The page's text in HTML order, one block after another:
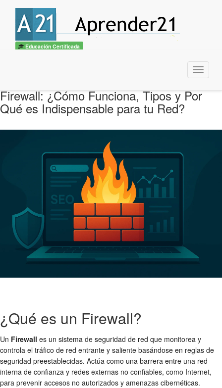
Educación Certificada
Menu
Firewall: ¿Cómo Funciona, Tipos y Por
Qué es Indispensable para tu Red?
¿Qué es un Firewall?
Un Firewall es un sistema de seguridad de red que monitorea y
controla el tráfico de red entrante y saliente basándose en reglas de
seguridad preestablecidas. Actúa como una barrera entre una red
interna de confianza y redes externas no confiables, como Internet,
para prevenir accesos no autorizados y amenazas cibernéticas.